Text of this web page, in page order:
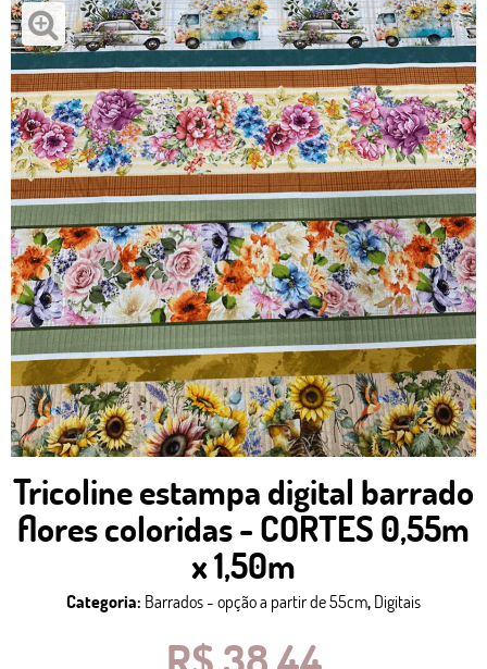
Tricoline estampa digital barrado
flores coloridas - CORTES 0,55m
x 1,50m
Categoria: Barrados - opção a partir de 55cm, Digitais